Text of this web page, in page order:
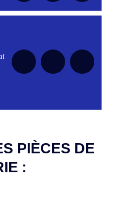
pour cette série pour
PIÈCES DE
: